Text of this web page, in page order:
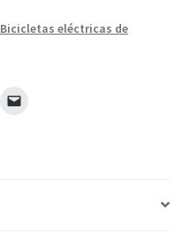
Bicicletas eléctricas de